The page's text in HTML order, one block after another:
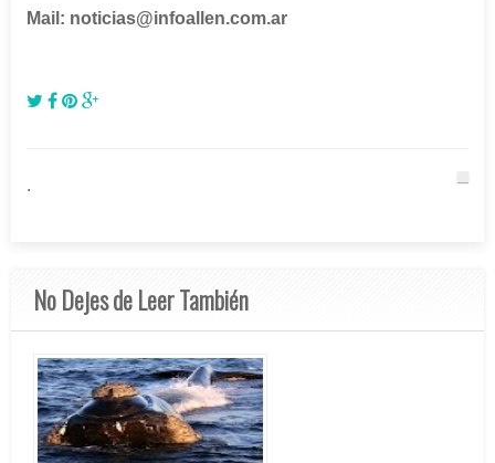
Mail: noticias@infoallen.com.ar
.
No Dejes de Leer También